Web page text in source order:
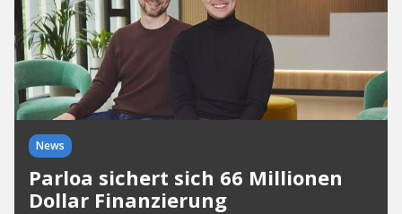
News
Parloa sichert sich 66 Millionen
Dollar Finanzierung